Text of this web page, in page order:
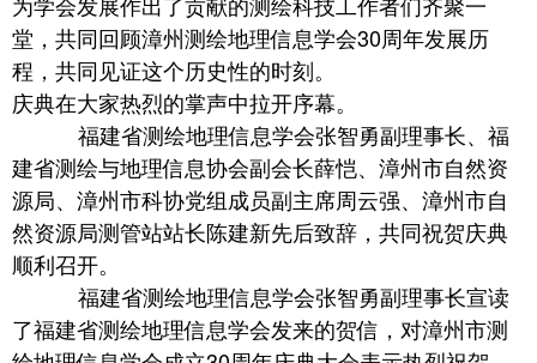
堂，共同回顾漳州测绘地理信息学会30周年发展历
程，共同见证这个历史性的时刻。
庆典在大家热烈的掌声中拉开序幕。
福建省测绘地理信息学会张智勇副理事长、福
建省测绘与地理信息协会副会长薛恺、漳州市自然资
源局、漳州市科协党组成员副主席周云强、漳州市自
然资源局测管站站长陈建新先后致辞，共同祝贺庆典
顺利召开。
福建省测绘地理信息学会张智勇副理事长宣读
了福建省测绘地理信息学会发来的贺信，对漳州市测